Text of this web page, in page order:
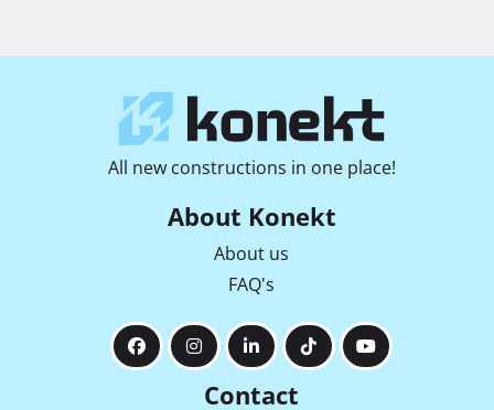
All new constructions in one place!
About Konekt
About us
FAQ's
Contact